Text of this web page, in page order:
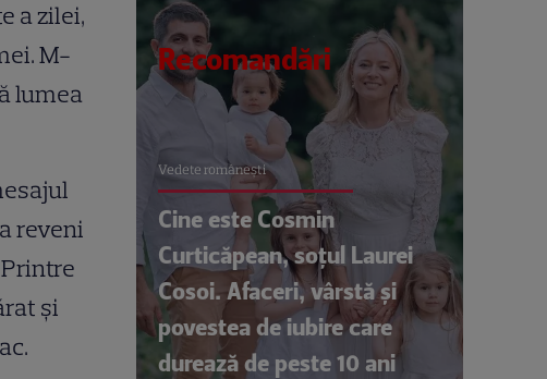
a zilei,
M-
lumea
reveni
şi
Recomandări
Vedete româneşti
Cine este Cosmin
Curticăpean, soțul Laurei
Cosoi. Afaceri, vârstă și
povestea de iubire care
durează de peste 10 ani